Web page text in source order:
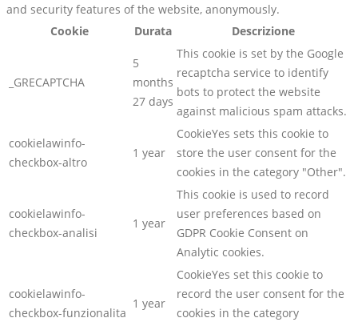
and security features of the website, anonymously.
Cookie
Durata Descrizione
_GRECAPTCHA
5
months
27 days
This cookie is set by the Google
recaptcha service to identify
bots to protect the website
against malicious spam attacks.
cookielawinfo-
checkbox-altro
1 year
CookieYes sets this cookie to
store the user consent for the
cookies in the category "Other".
cookielawinfo-
checkbox-analisi
1 year
This cookie is used to record
user preferences based on
GDPR Cookie Consent on
Analytic cookies.
cookielawinfo-
checkbox-funzionalita
1 year
CookieYes set this cookie to
record the user consent for the
cookies in the category